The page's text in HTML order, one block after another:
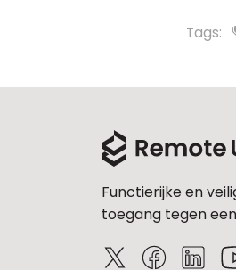
Tags:
Functierijke en
toegang tegen